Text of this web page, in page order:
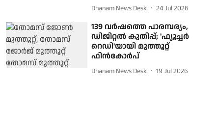
Dhanam News Desk 24 Jul 2026
139 വർഷത്തെ പാരമ്പര്യം,
ഡിജിറ്റൽ കുതിപ്പ്; 'ഫ്യൂച്ചർ
റെഡി'യായി മുത്തൂറ്റ്
ഫിൻകോർപ്
Dhanam News Desk 19 Jul 2026